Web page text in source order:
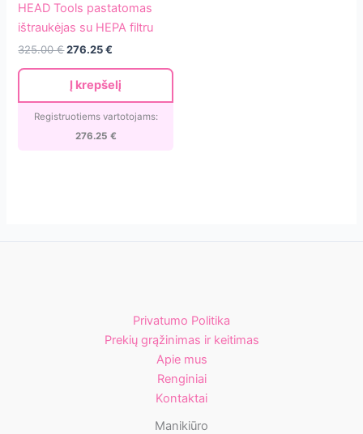
ištraukėjas
su
HEPA
HEAD Tools pastatomas
ištraukėjas su HEPA filtru
325.00€Original
325.00 €.
276.25€
276.25 €.
Į krepšelį
Registruotiems vartotojams:
276.25 €
Privatumo Politika
Prekių grąžinimas ir keitimas
Apie mus
Renginiai
Kontaktai
Manikiūro